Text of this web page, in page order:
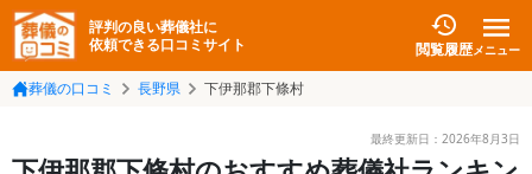
評判の良い葬儀社に
依頼できる口コミサイト
閲覧履歴メニュー
葬儀の口コミ 長野県 下伊那郡下條村
最終更新日： 2026年8月3日